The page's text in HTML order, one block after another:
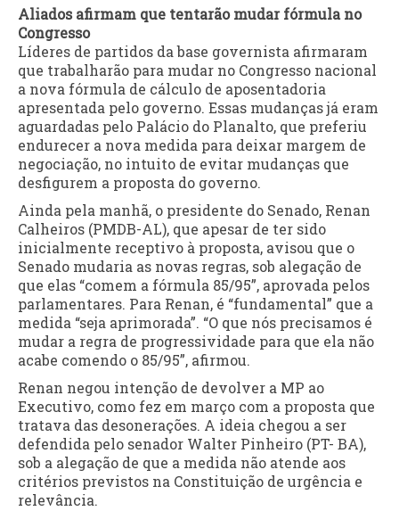
Aliados afirmam que tentarão mudar fórmula no
Congresso
Líderes de partidos da base governista afirmaram
que trabalharão para mudar no Congresso nacional
a nova fórmula de cálculo de aposentadoria
apresentada pelo governo. Essas mudanças já eram
aguardadas pelo Palácio do Planalto, que preferiu
endurecer a nova medida para deixar margem de
negociação, no intuito de evitar mudanças que
desfigurem a proposta do governo.
Ainda pela manhã, o presidente do Senado, Renan
Calheiros (PMDB-AL), que apesar de ter sido
inicialmente receptivo à proposta, avisou que o
Senado mudaria as novas regras, sob alegação de
que elas “comem a fórmula 85/95”, aprovada pelos
parlamentares. Para Renan, é “fundamental” que a
medida “seja aprimorada”. “O que nós precisamos é
mudar a regra de progressividade para que ela não
acabe comendo o 85/95”, afirmou.
Renan negou intenção de devolver a MP ao
Executivo, como fez em março com a proposta que
tratava das desonerações. A ideia chegou a ser
defendida pelo senador Walter Pinheiro (PT- BA),
sob a alegação de que a medida não atende aos
critérios previstos na Constituição de urgência e
relevância.